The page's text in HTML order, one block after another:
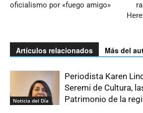
oficialismo por «fuego amigo»
Artículos relacionados Más del
Noticia del Día
Periodista Karen
Seremi de Cultura,
Patrimonio de la